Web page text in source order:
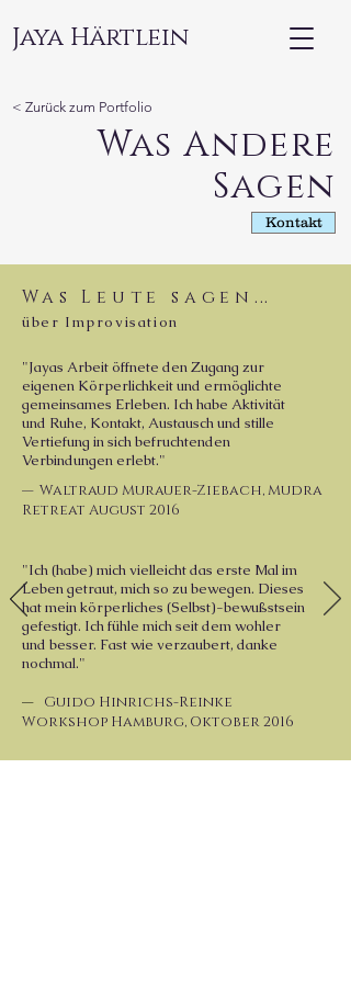
Jaya Härtlein
< Zurück zum Portfolio
Was Andere
Sagen
Kontakt
Was Leute sagen ...
über Improvisation
"Jayas Arbeit öffnete den Zugang zur
eigenen Körperlichkeit und ermöglichte
gemeinsames Erleben. Ich habe Aktivität
und Ruhe, Kontakt, Austausch und stille
Vertiefung in sich befruchtenden
Verbindungen erlebt."
— Waltraud Murauer-Ziebach, Mudra
Retreat August 2016
"Ich (habe) mich vielleicht das erste Mal im
Leben getraut, mich so zu bewegen. Dieses
hat mein körperliches (Selbst)-bewußstsein
gefestigt. Ich fühle mich seit dem wohler
und besser. Fast wie verzaubert, danke
nochmal."
— Guido Hinrichs-Reinke
Workshop Hamburg, Oktober 2016